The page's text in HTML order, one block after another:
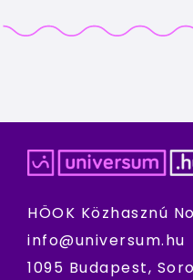
HÖOK Közhasznú
info@universum.hu
1095 Budapest,